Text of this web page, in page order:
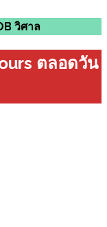
วิศาล
ตลอดวัน